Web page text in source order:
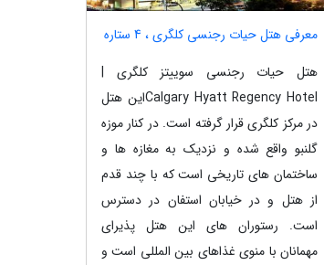
معرفی هتل حیات رجنسی کلگری ، 4 ستاره
هتل حیات رجنسی سوییتز کلگری |
Calgary Hyatt Regency Hotelاین هتل
در مرکز کلگری قرار گرفته است. در کنار موزه
گلنبو واقع شده و نزدیک به مغازه ها و
ساختمان های تاریخی است که با چند قدم
از هتل و در خیابان استفان در دسترس
است. رستوران های این هتل پذیرای
مهمانان با منوی غذاهای بین المللی است و